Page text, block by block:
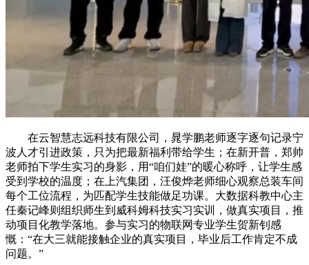
在云智慧志远科技有限公司，晁学鹏老师逐字逐句记录宁
波人才引进政策，只为把最新福利带给学生；在新开普，郑帅
老师拍下学生实习的身影，用“咱们娃”的暖心称呼，让学生感
受到学校的温度；在上汽集团，汪俊烨老师细心观察总装车间
每个工位流程，为匹配学生技能做足功课。大数据科教中心主
任秦记峰则组织师生到威科姆科技实习实训，做真实项目，推
动项目化教学落地。参与实习的物联网专业学生贺新钊感
慨：“在大三就能接触企业的真实项目，毕业后工作肯定不成
问题。”